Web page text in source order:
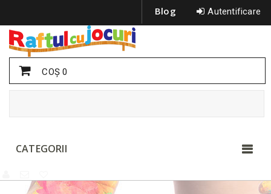
Autentificare
Blog
COŞ0
CATEGORII